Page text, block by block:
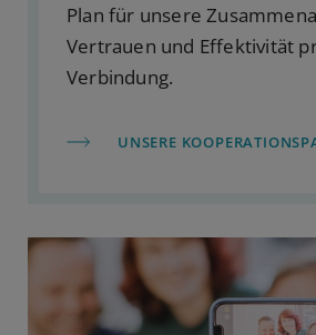
Plan für unsere
Vertrauen und Effektivität
Verbindung.
UNSERE